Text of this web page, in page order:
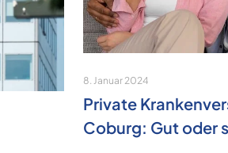
8. Januar 2024
Private
Coburg: Gut oder